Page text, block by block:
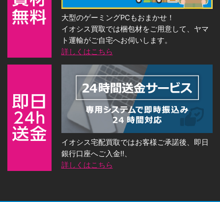
大型のゲーミングPCもおまかせ！
イオシス買取では梱包材をご用意して、ヤマ
ト運輸がご自宅へお伺いします。
詳しくはこちら
イオシス宅配買取ではお客様ご承諾後、即日
銀行口座へご入金!!、
詳しくはこちら